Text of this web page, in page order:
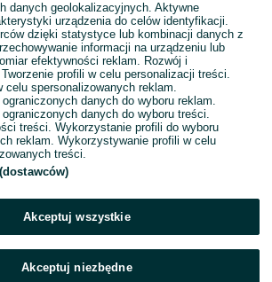
Genowefa
16 lipca 2026
1 2
danych geolokalizacyjnych. Aktywne
urządzenia do celów identyfikacji.
dzięki statystyce lub kombinacji danych z
informacji na urządzeniu lub
efektywności reklam. Rozwój i
profili w celu personalizacji treści.
celu spersonalizowanych reklam.
danych do wyboru reklam.
danych do wyboru treści.
treści. Wykorzystanie profili do wyboru
reklam. Wykorzystywanie profili w celu
treści.
Akceptuj wszystkie
Akceptuj niezbędne